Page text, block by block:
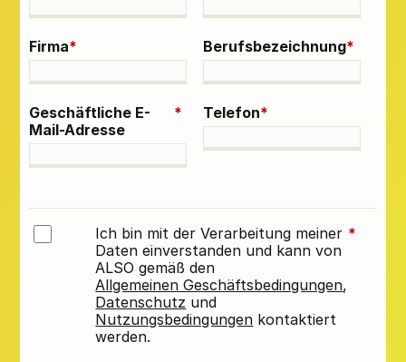
*
Firma *
Berufsbezeichnung
*
Geschäftliche E-
Mail-Adresse
*
Telefon
*
Ich bin mit der Verarbeitung meiner
Daten einverstanden und kann von
ALSO gemäß den
Allgemeinen Geschäftsbedingungen,
Datenschutz und
Nutzungsbedingungen kontaktiert
werden.